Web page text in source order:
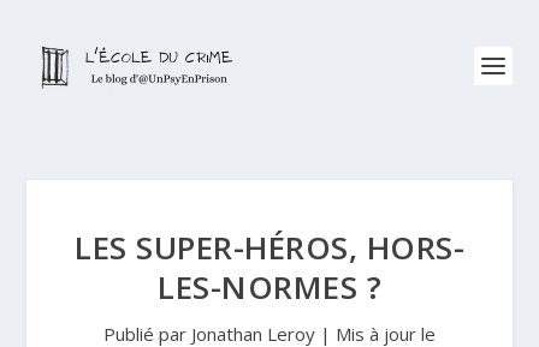
LES SUPER-HÉROS, HORS-
LES-NORMES ?
Publié par Jonathan Leroy | Mis à jour le